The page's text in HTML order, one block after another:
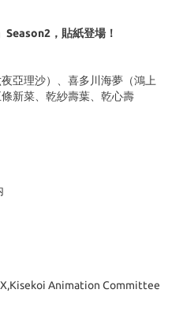
，貼紙登場！
亞理沙）、喜多川海夢（鴻上
新菜、乾紗壽葉、乾心壽
Animation Committee